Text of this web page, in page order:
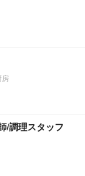
房
/調理スタッフ